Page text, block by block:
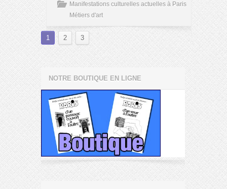
Manifestations culturelles actuelles à Paris
Métiers d'art
1 2 3
NOTRE BOUTIQUE EN LIGNE